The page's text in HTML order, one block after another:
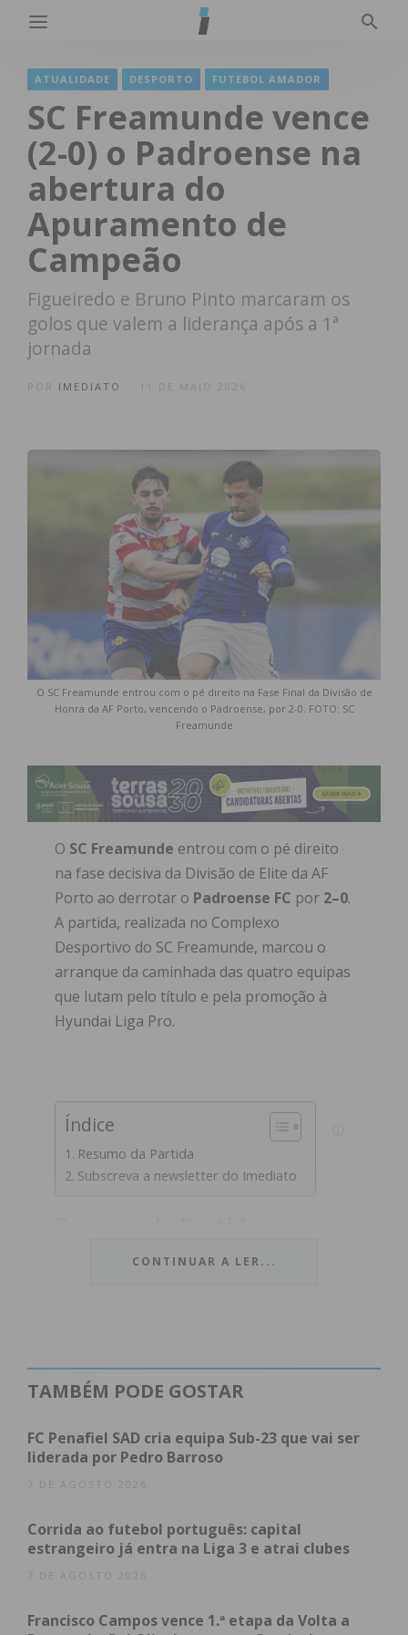
ATUALIDADE DESPORTO FUTEBOL AMADOR
SC Freamunde vence
(2-0) o Padroense na
abertura do
Apuramento de
Campeão
Figueiredo e Bruno Pinto marcaram os
golos que valem a liderança após a 1ª
jornada
IMEDIATO 11 DE MAIO 2026
O SC Freamunde entrou com o pé direito na Fase Final da Divisão de
Honra da AF Porto, vencendo o Padroense, por 2-0. FOTO: SC
Freamunde
O SC Freamunde entrou com o pé direito
na fase decisiva da Divisão de Elite da AF
Porto ao derrotar o Padroense FC por 2–0.
A partida, realizada no Complexo
Desportivo do SC Freamunde, marcou o
arranque da caminhada das quatro equipas
que lutam pelo título e pela promoção à
Hyundai Liga Pro.
Índice
Resumo da Partida
Subscreva a newsletter do Imediato
superiorizarem-se aos ataques, resultando
num nulo ao intervalo.
No segundo tempo, a equipa da casa
intensificou a pressão ofensiva, enquanto o
o empate. A resistência do Padroense foi
de fora da área, inaugurando o marcador.
CONTINUAR A LER...
TAMBÉM PODE GOSTAR
FC Penafiel SAD cria equipa Sub-23 que vai ser
liderada por Pedro Barroso
7 DE AGOSTO 2026
Corrida ao futebol português: capital
estrangeiro já entra na Liga 3 e atrai clubes
7 DE AGOSTO 2026
Francisco Campos vence 1.ª etapa da Volta a